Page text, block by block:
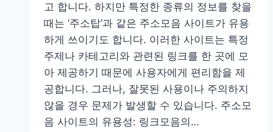
사
용
자
경
험
향
상
을
고 합니다. 하지만 특정한 종류의 정보를 찾을
때는 ‘주소탑’과 같은 주소모음 사이트가 유용
하게 쓰이기도 합니다. 이러한 사이트는 특정
주제나 카테고리와 관련된 링크를 한 곳에 모
아 제공하기 때문에 사용자에게 편리함을 제
공합니다. 그러나, 잘못된 사용이나 주의하지
않을 경우 문제가 발생할 수 있습니다. 주소모
음 사이트의 유용성: 링크모음의…